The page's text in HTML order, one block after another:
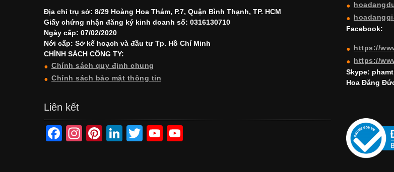
Địa chỉ trụ sở: 8/29 Hoàng Hoa Thám, P.7, Quận Bình Thạnh, TP. HCM
Giấy chứng nhận đăng ký kinh doanh số: 0316130710
Ngày cấp: 07/02/2020
Nới cấp: Sở kế hoạch và đầu tư Tp. Hồ Chí Minh
CHÍNH SÁCH CÔNG TY:
Chính sách quy định chung
Chính sách bảo mật thông tin
Liên kết
F
In
Pi
Li
T
Y
Facebook:
https://
https://
Skype:
Hoa Đăng